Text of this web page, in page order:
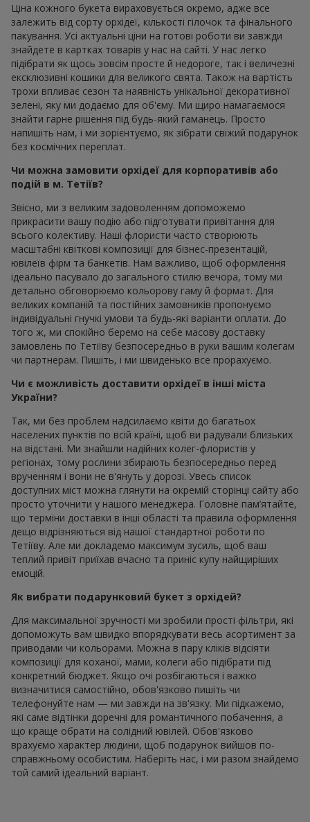
Ціна кожного букета вираховується окремо, адже все
залежить від сорту орхідеї, кількості гілочок та фінального
пакування. Усі актуальні ціни на готові роботи ви завжди
знайдете в картках товарів у нас на сайті. У нас легко
підібрати як щось зовсім просте й недороге, так і величезні
ексклюзивні кошики для великого свята. Також на вартість
трохи впливає сезон та наявність унікальної декоративної
зелені, яку ми додаємо для об'єму. Ми щиро намагаємося
знайти гарне рішення під будь-який гаманець. Просто
напишіть нам, і ми зорієнтуємо, як зібрати свіжий подарунок
без космічних переплат.
Чи можна замовити орхідеї для корпоративів або
подій в м. Тетіїв?
Звісно, ми з великим задоволенням допоможемо
прикрасити вашу подію або підготувати привітання для
всього колективу. Наші флористи часто створюють
масштабні квіткові композиції для бізнес-презентацій,
ювілеїв фірм та банкетів. Нам важливо, щоб оформлення
ідеально пасувало до загального стилю вечора, тому ми
детально обговорюємо кольорову гаму й формат. Для
великих компаній та постійних замовників пропонуємо
індивідуальні гнучкі умови та будь-які варіанти оплати. До
того ж, ми спокійно беремо на себе масову доставку
замовлень по Тетіїву безпосередньо в руки вашим колегам
чи партнерам. Пишіть, і ми швиденько все прорахуємо.
Чи є можливість доставити орхідеї в інші міста
України?
Так, ми без проблем надсилаємо квіти до багатьох
населених пунктів по всій країні, щоб ви радували близьких
на відстані. Ми знайшли надійних колег-флористів у
регіонах, тому рослини збирають безпосередньо перед
врученням і вони не в'януть у дорозі. Увесь список
доступних міст можна глянути на окремій сторінці сайту або
просто уточнити у нашого менеджера. Головне пам’ятайте,
що терміни доставки в інші області та правила оформлення
дещо відрізняються від нашої стандартної роботи по
Тетіїву. Але ми докладемо максимум зусиль, щоб ваш
теплий привіт приїхав вчасно та приніс купу найщиріших
емоцій.
Як вибрати подарунковий букет з орхідей?
Для максимальної зручності ми зробили прості фільтри, які
допоможуть вам швидко впорядкувати весь асортимент за
приводами чи кольорами. Можна в пару кліків відсіяти
композиції для коханої, мами, колеги або підібрати під
конкретний бюджет. Якщо очі розбігаються і важко
визначитися самостійно, обов'язково пишіть чи
телефонуйте нам — ми завжди на зв'язку. Ми підкажемо,
які саме відтінки доречні для романтичного побачення, а
що краще обрати на солідний ювілей. Обов'язково
врахуємо характер людини, щоб подарунок вийшов по-
справжньому особистим. Наберіть нас, і ми разом знайдемо
той самий ідеальний варіант.